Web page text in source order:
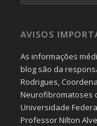
AVISOS
As informações
blog são da
Rodrigues,
Neurofibromatoses
Universidade
Professor Nilton